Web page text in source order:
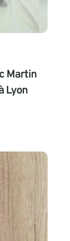
Martin
Lyon